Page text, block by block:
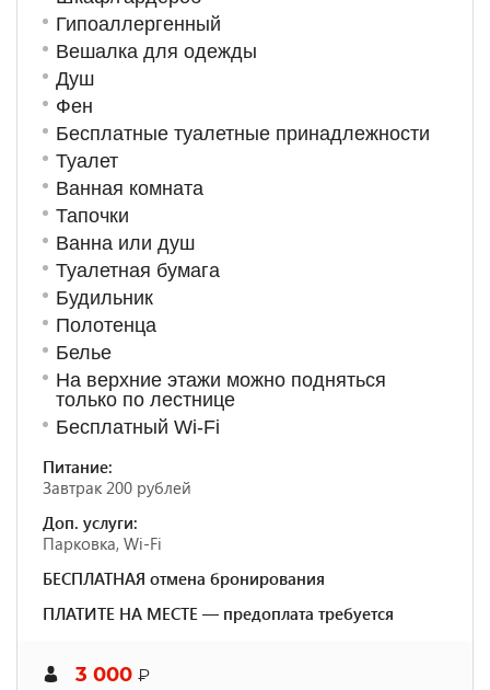
Гипоаллергенный
Вешалка для одежды
Душ
Фен
Бесплатные туалетные принадлежности
Туалет
Ванная комната
Тапочки
Ванна или душ
Туалетная бумага
Будильник
Полотенца
Белье
На верхние этажи можно подняться
только по лестнице
Бесплатный Wi-Fi
Питание:
Завтрак 200 рублей
Доп. услуги:
Парковка, Wi-Fi
БЕСПЛАТНАЯ отмена бронирования
ПЛАТИТЕ НА МЕСТЕ — предоплата требуется
3 000 ₽